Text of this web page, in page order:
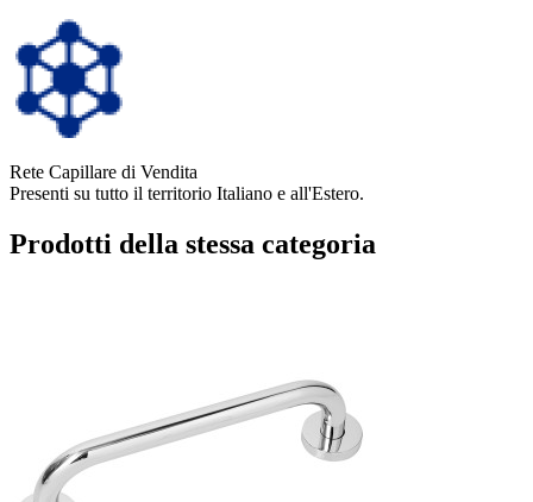
Rete Capillare di Vendita
Presenti su tutto il territorio Italiano e all'Estero.
Prodotti della stessa categoria